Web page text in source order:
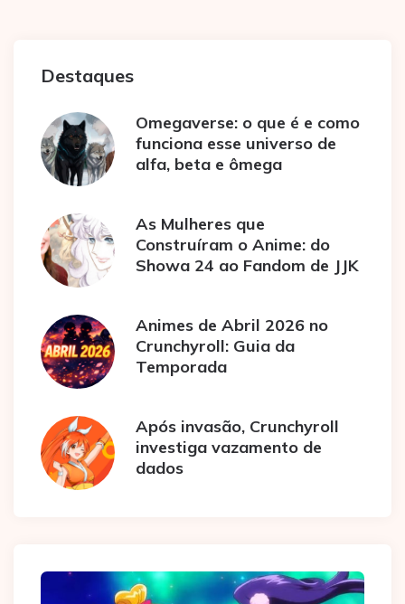
Destaques
Omegaverse: o que é e como
funciona esse universo de
alfa, beta e ômega
As Mulheres que
Construíram o Anime: do
Showa 24 ao Fandom de JJK
Animes de Abril 2026 no
Crunchyroll: Guia da
Temporada
Após invasão, Crunchyroll
investiga vazamento de
dados